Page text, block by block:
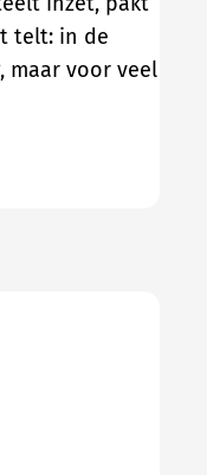
telt: in de
maar voor veel